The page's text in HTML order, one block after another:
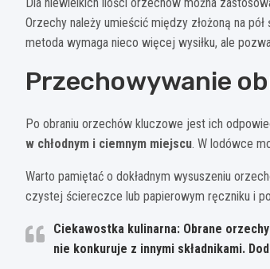
Orzechy należy umieścić między złożoną na
metoda wymaga nieco więcej wysiłku, ale
Przechowywanie
Po obraniu orzechów kluczowe jest ich
w chłodnym i ciemnym miejscu. W lodówce
Warto pamiętać o dokładnym wysuszeniu
czystej ściereczce lub papierowym ręczniku i
Ciekawostka kulinarna: Obrane
nie konkuruje z innymi składnikami.